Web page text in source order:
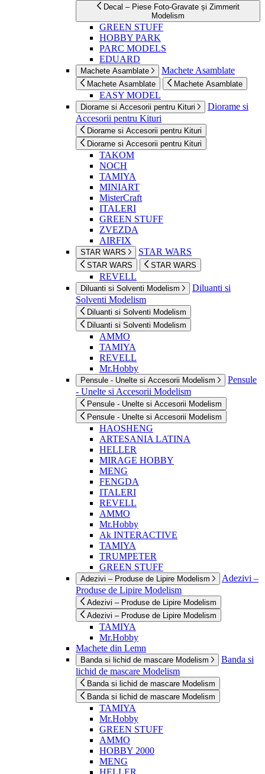
Decal – Piese Foto-Gravate și Zimmerit
Modelism
GREEN STUFF
HOBBY PARK
PARC MODELS
EDUARD
Machete Asamblate Machete Asamblate
Machete Asamblate Machete Asamblate
EASY MODEL
Diorame si Accesorii pentru Kituri
Diorame si
Accesorii pentru Kituri
Diorame si Accesorii pentru Kituri
Diorame si Accesorii pentru Kituri
TAKOM
NOCH
TAMIYA
MINIART
MisterCraft
ITALERI
GREEN STUFF
ZVEZDA
AIRFIX
STAR WARS STAR WARS
STAR WARS STAR WARS
REVELL
Diluanti si Solventi Modelism
Diluanti si
Solventi Modelism
Diluanti si Solventi Modelism
Diluanti si Solventi Modelism
AMMO
TAMIYA
REVELL
Mr.Hobby
Pensule - Unelte si Accesorii Modelism
Pensule
- Unelte si Accesorii Modelism
Pensule - Unelte si Accesorii Modelism
Pensule - Unelte si Accesorii Modelism
HAOSHENG
ARTESANIA LATINA
HELLER
MIRAGE HOBBY
MENG
FENGDA
ITALERI
REVELL
AMMO
Mr.Hobby
Ak INTERACTIVE
TAMIYA
TRUMPETER
GREEN STUFF
Adezivi – Produse de Lipire Modelism
Adezivi –
Produse de Lipire Modelism
Adezivi – Produse de Lipire Modelism
Adezivi – Produse de Lipire Modelism
TAMIYA
Mr.Hobby
Machete din Lemn
Banda si lichid de mascare Modelism
Banda si
lichid de mascare Modelism
Banda si lichid de mascare Modelism
Banda si lichid de mascare Modelism
TAMIYA
Mr.Hobby
GREEN STUFF
AMMO
HOBBY 2000
MENG